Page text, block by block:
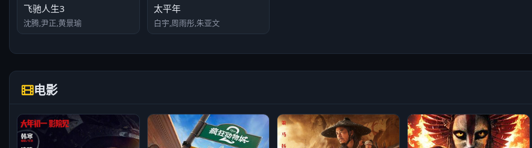
飞驰人生3
沈腾,尹正,黄景瑜
太平年
白宇,周雨彤,朱亚文
电影